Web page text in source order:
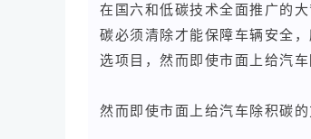
在国六和低碳技术全面推广的
碳必须清除才能保障车辆安全
选项目，然而即使市面上给汽
然而即使市面上给汽车除积碳